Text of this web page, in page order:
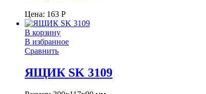
Цена: 163 Р
В корзину
В избранное
Сравнить
ЯЩИК SK 3109